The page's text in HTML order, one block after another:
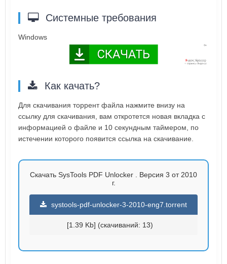
Системные требования
Windows
Как качать?
Для скачивания торрент файла нажмите внизу на
ссылку для скачивания, вам откротется новая вкладка с
информацией о файле и 10 секундным таймером, по
истечении которого появится ссылка на скачивание.
Скачать SysTools PDF Unlocker . Версия 3 от 2010
г.
systools-pdf-unlocker-3-2010-eng7.torrent
[1.39 Kb] (cкачиваний: 13)